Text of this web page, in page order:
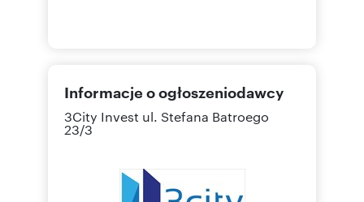
Informacje o ogłoszeniodawcy
3City Invest ul. Stefana Batroego
23/3